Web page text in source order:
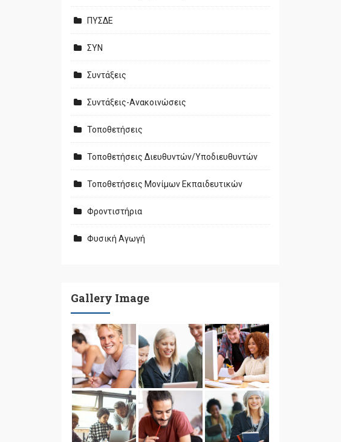
ΠΥΣΔΕ
ΣΥΝ
Συντάξεις
Συντάξεις-Ανακοινώσεις
Τοποθετήσεις
Τοποθετήσεις Διευθυντών/Υποδιευθυντών
Τοποθετήσεις Μονίμων Εκπαιδευτικών
Φροντιστήρια
Φυσική Αγωγή
Gallery Image